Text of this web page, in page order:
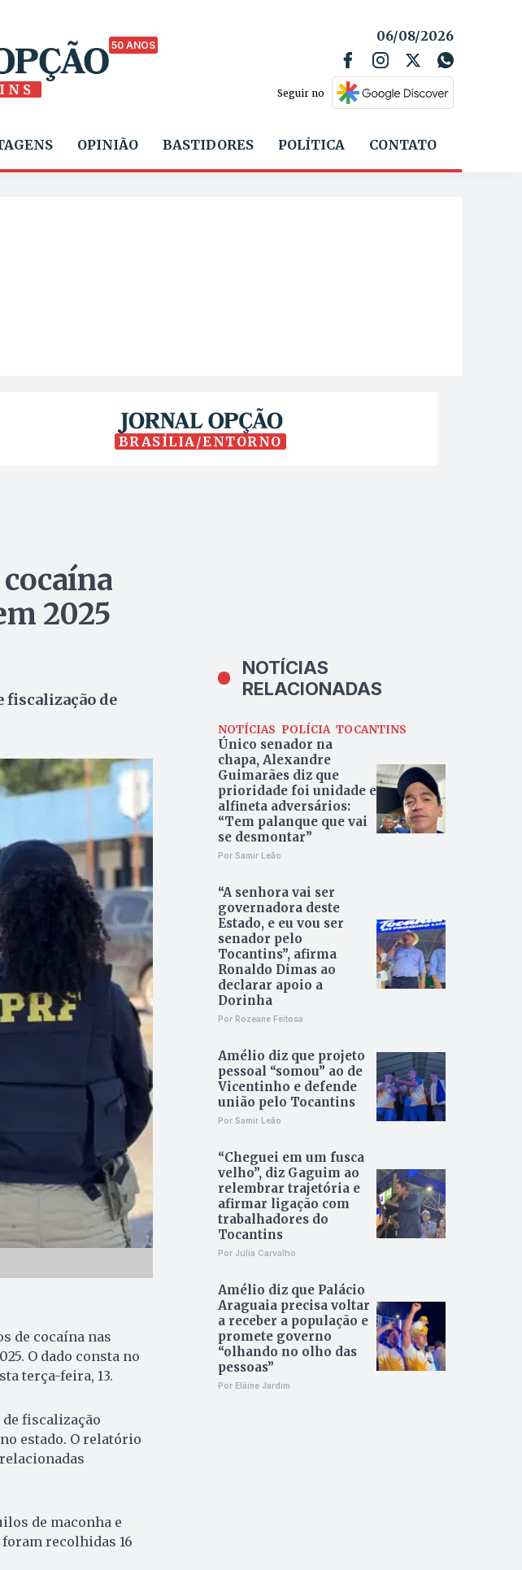
50 ANOS
06/08/2026
Seguir no
OPINIÃO BASTIDORES POLÍTICA CONTATO
BRASÍLIA/ENTORNO
2025
fiscalização de
de cocaína nas
O dado consta no
terça-feira, 13.
de fiscalização
estado. O relatório
de maconha e
recolhidas 16
NOTÍCIAS
RELACIONADAS
NOTÍCIAS POLÍCIA TOCANTINS
Único senador na
chapa, Alexandre
Guimarães diz que
prioridade foi unidade e
alfineta adversários:
“Tem palanque que vai
se desmontar”
Por Samir Leão
“A senhora vai ser
governadora deste
Estado, e eu vou ser
senador pelo
Tocantins”, afirma
Ronaldo Dimas ao
declarar apoio a
Dorinha
Por Rozeane Feitosa
Amélio diz que projeto
pessoal “somou” ao de
Vicentinho e defende
união pelo Tocantins
Por Samir Leão
“Cheguei em um fusca
velho”, diz Gaguim ao
relembrar trajetória e
afirmar ligação com
trabalhadores do
Tocantins
Por Júlia Carvalho
Amélio diz que Palácio
Araguaia precisa voltar
a receber a população e
promete governo
“olhando no olho das
pessoas”
Por Elâine Jardim